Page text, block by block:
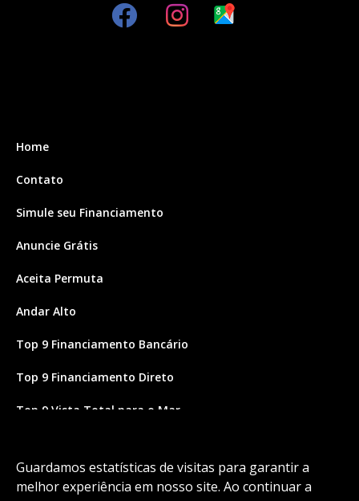
Guardamos estatísticas de visitas para garantir a
melhor experiência em nosso site. Ao continuar a
Home
Contato
Simule seu Financiamento
Anuncie Grátis
Aceita Permuta
Andar Alto
Top 9 Financiamento Bancário
Top 9 Financiamento Direto
Top 9 Vista Total para o Mar
Site feito por Coruja Sistemas